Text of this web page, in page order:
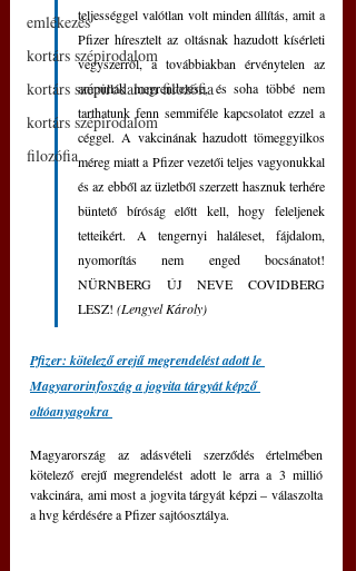
emlékezés
kortárs szépirodalom
kortárs szépirodalom filozófia
kortárs szépirodalom
filozófia
teljességgel valótlan volt minden állítás, amit a
Pfizer híresztelt az oltásnak hazudott kísérleti
vegyszerről, a továbbiakban érvénytelen az
ampullák megrendelése, és soha többé nem
tarthatunk fenn semmiféle kapcsolatot ezzel a
céggel. A vakcinának hazudott tömeggyilkos
méreg miatt a Pfizer vezetői teljes vagyonukkal
és az ebből az üzletből szerzett hasznuk terhére
büntető bíróság előtt kell, hogy feleljenek
tetteikért. A tengernyi haláleset, fájdalom,
nyomorítás nem enged bocsánatot!
NÜRNBERG ÚJ NEVE COVIDBERG
LESZ! (Lengyel Károly)
Pfizer: kötelező erejű megrendelést adott le
Magyarorinfoszág a jogvita tárgyát képző
oltóanyagokra
Magyarország az adásvételi szerződés értelmében
kötelező erejű megrendelést adott le arra a 3 millió
vakcinára, ami most a jogvita tárgyát képzi – válaszolta
a hvg kérdésére a Pfizer sajtóosztálya.